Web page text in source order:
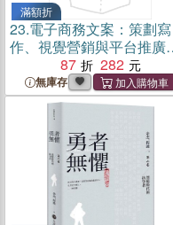
滿額折
23.電子商務文案：策劃寫
作、視覺營銷與平台推廣
(AIGC版‧微課版‧第2版)（簡
體書）
87 282
無庫存